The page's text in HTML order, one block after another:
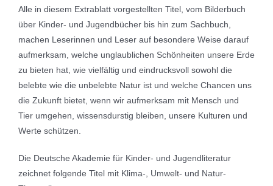
Alle in diesem Extrablatt vorgestellten Titel, vom Bilderbuch
über Kinder- und Jugendbücher bis hin zum Sachbuch,
machen Leserinnen und Leser auf besondere Weise darauf
aufmerksam, welche unglaublichen Schönheiten unsere Erde
zu bieten hat, wie vielfältig und eindrucksvoll sowohl die
belebte wie die unbelebte Natur ist und welche Chancen uns
die Zukunft bietet, wenn wir aufmerksam mit Mensch und
Tier umgehen, wissensdurstig bleiben, unsere Kulturen und
Werte schützen.
Die Deutsche Akademie für Kinder- und Jugendliteratur
zeichnet folgende Titel mit Klima-, Umwelt- und Natur-